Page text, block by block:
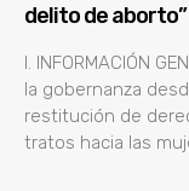
delito de aborto”
l. INFORMACIÓN
la gobernanza
restitución de
tratos hacia las